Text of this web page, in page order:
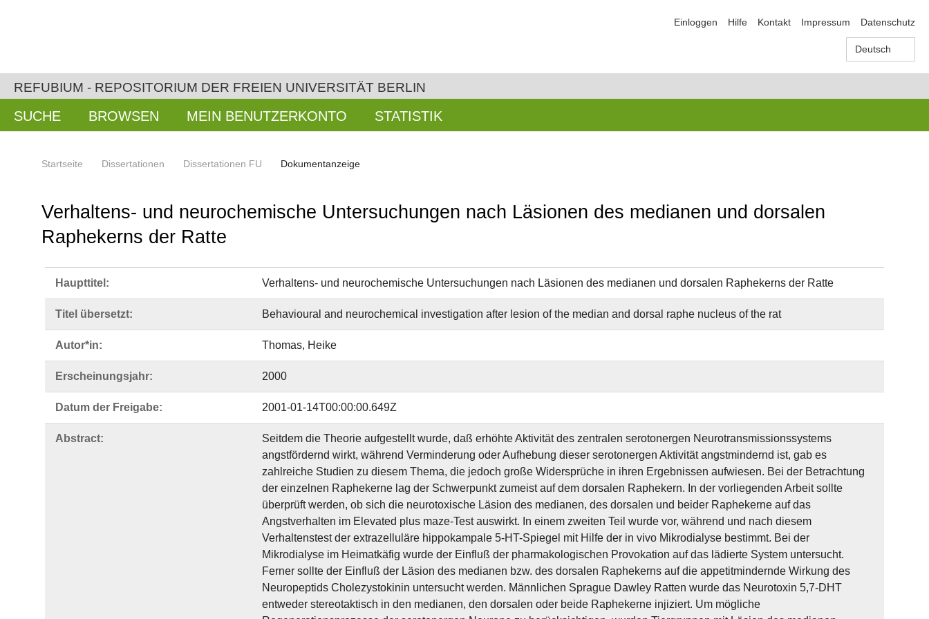
Einloggen Hilfe Kontakt Impressum Datenschutz
Deutsch
REFUBIUM - REPOSITORIUM DER FREIEN UNIVERSITÄT BERLIN
SUCHE BROWSEN MEIN BENUTZERKONTO STATISTIK
Startseite Dissertationen Dissertationen FU Dokumentanzeige
Verhaltens- und neurochemische Untersuchungen nach Läsionen des medianen und dorsalen
Raphekerns der Ratte
Haupttitel: Verhaltens- und neurochemische Untersuchungen nach Läsionen des medianen und dorsalen Raphekerns der Ratte
Titel übersetzt: Behavioural and neurochemical investigation after lesion of the median and dorsal raphe nucleus of the rat
Autor*in: Thomas, Heike
Erscheinungsjahr: 2000
Datum der Freigabe: 2001-01-14T00:00:00.649Z
Abstract:
Seitdem die Theorie aufgestellt wurde, daß erhöhte Aktivität des zentralen serotonergen Neurotransmissionssystems
angstfördernd wirkt, während Verminderung oder Aufhebung dieser serotonergen Aktivität angstmindernd ist, gab es
zahlreiche Studien zu diesem Thema, die jedoch große Widersprüche in ihren Ergebnissen aufwiesen. Bei der Betrachtung
der einzelnen Raphekerne lag der Schwerpunkt zumeist auf dem dorsalen Raphekern. In der vorliegenden Arbeit sollte
überprüft werden, ob sich die neurotoxische Läsion des medianen, des dorsalen und beider Raphekerne auf das
Angstverhalten im Elevated plus maze-Test auswirkt. In einem zweiten Teil wurde vor, während und nach diesem
Verhaltenstest der extrazelluläre hippokampale 5-HT-Spiegel mit Hilfe der in vivo Mikrodialyse bestimmt. Bei der
Mikrodialyse im Heimatkäfig wurde der Einfluß der pharmakologischen Provokation auf das lädierte System untersucht.
Ferner sollte der Einfluß der Läsion des medianen bzw. des dorsalen Raphekerns auf die appetitmindernde Wirkung des
Neuropeptids Cholezystokinin untersucht werden. Männlichen Sprague Dawley Ratten wurde das Neurotoxin 5,7-DHT
entweder stereotaktisch in den medianen, den dorsalen oder beide Raphekerne injiziert. Um mögliche